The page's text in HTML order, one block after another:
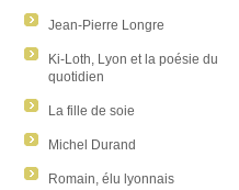
Jean-Pierre Longre
Ki-Loth, Lyon et la poésie du
quotidien
La fille de soie
Michel Durand
Romain, élu lyonnais